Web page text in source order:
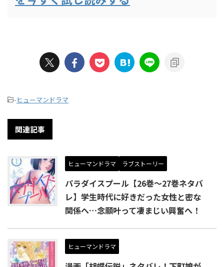
-ヒューマンドラマ
関連記事
ヒューマンドラマ ラブストーリー
パラダイスプール【26巻～27巻ネタバ
レ】学生時代に好きだった女性と密な
関係へ…念願叶って凄まじい興奮へ！
ヒューマンドラマ